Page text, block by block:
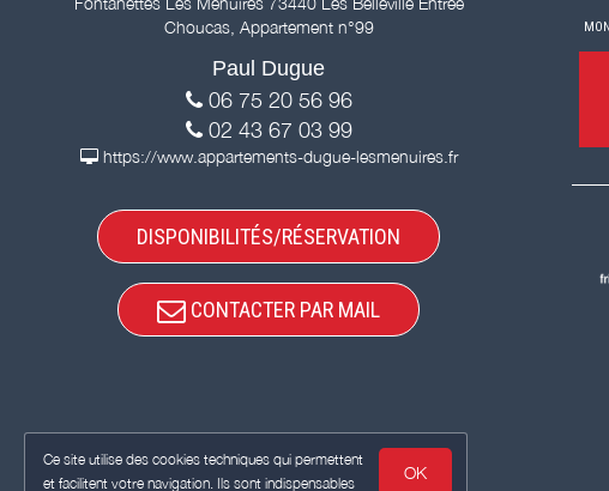
Ce site utilise des cookies techniques qui permettent
et facilitent votre navigation. Ils sont indispensables
OK
Choucas, Appartement n°99
Paul Dugue
06 75 20 56 96
02 43 67 03 99
https://www.appartements-dugue-lesmenuires.fr
DISPONIBILITÉS/RÉSERVATION
CONTACTER PAR MAIL